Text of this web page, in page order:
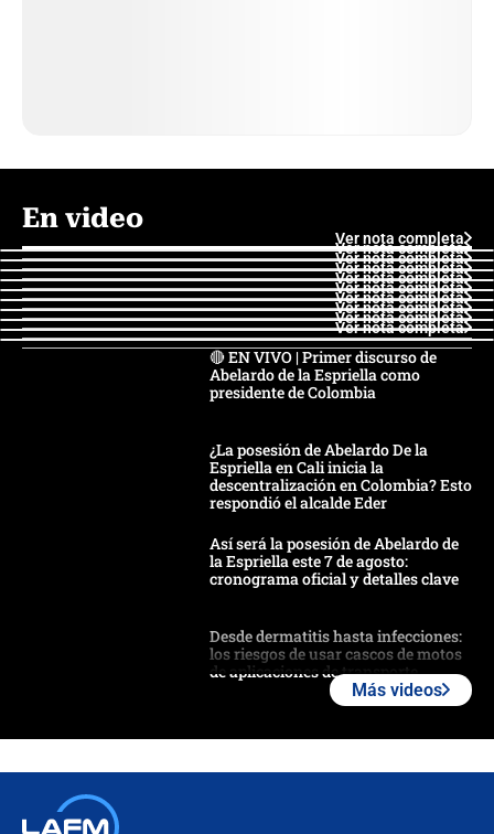
En video
Ver nota completa
Ver nota completa
Ver nota completa
Ver nota completa
Ver nota completa
Ver nota completa
Ver nota completa
Ver nota completa
Ver nota completa
Ver nota completa
🔴 EN VIVO | Primer discurso de
Abelardo de la Espriella como
presidente de Colombia
¿La posesión de Abelardo De la
Espriella en Cali inicia la
descentralización en Colombia? Esto
respondió el alcalde Eder
Así será la posesión de Abelardo de
la Espriella este 7 de agosto:
cronograma oficial y detalles clave
Desde dermatitis hasta infecciones:
los riesgos de usar cascos de motos
de aplicaciones de transporte
Más videos